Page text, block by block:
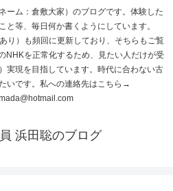
ーム：倉敷大家）のブログです。体験した
と等、毎日何か書くようにしています。
り）も頻回に更新しており、そちらもご覧
NHKを正常化するため、見たい人だけが受
実現を目指しています。時代に合わない古
いです。私への連絡先はこちら→
浜田聡のブログ